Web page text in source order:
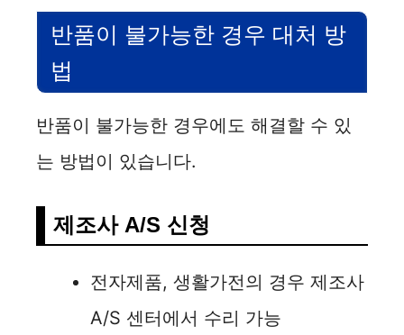
반품이 불가능한 경우 대처 방
법
반품이 불가능한 경우에도 해결할 수 있
는 방법이 있습니다.
제조사 A/S 신청
전자제품, 생활가전의 경우 제조사
A/S 센터에서 수리 가능